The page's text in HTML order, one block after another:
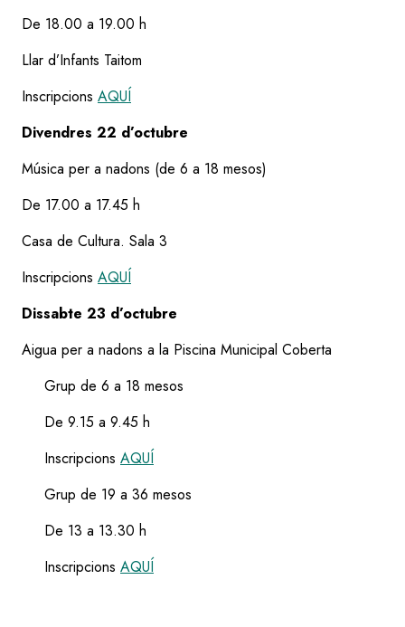
De 18.00 a 19.00 h
Llar d’Infants Taitom
Inscripcions AQUÍ
Divendres 22 d’octubre
Música per a nadons (de 6 a 18 mesos)
De 17.00 a 17.45 h
Casa de Cultura. Sala 3
Inscripcions AQUÍ
Dissabte 23 d’octubre
Aigua per a nadons a la Piscina Municipal Coberta
Grup de 6 a 18 mesos
De 9.15 a 9.45 h
Inscripcions AQUÍ
Grup de 19 a 36 mesos
De 13 a 13.30 h
Inscripcions AQUÍ